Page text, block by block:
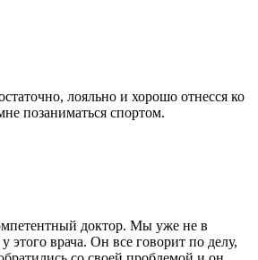
лояльно и хорошо отнесся ко
позаниматься спортом.
доктор. Мы уже не в
этого врача. Он все говорит по делу,